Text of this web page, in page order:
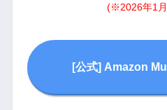
(※2026年1
[公式] Amazon